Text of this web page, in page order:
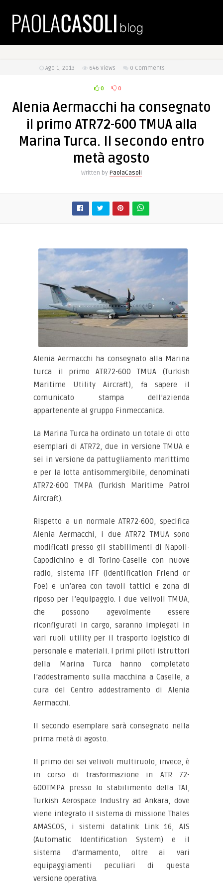
Ago 1, 2013 646 Views 0 Comments
0 0
Alenia Aermacchi ha consegnato
il primo ATR72-600 TMUA alla
Marina Turca. Il secondo entro
metà agosto
Written by PaolaCasoli
Alenia Aermacchi ha consegnato alla Marina
turca il primo ATR72-600 TMUA (Turkish
Maritime Utility Aircraft), fa sapere il
comunicato stampa dell’azienda
appartenente al gruppo Finmeccanica.
La Marina Turca ha ordinato un totale di otto
esemplari di ATR72, due in versione TMUA e
sei in versione da pattugliamento marittimo
e per la lotta antisommergibile, denominati
ATR72-600 TMPA (Turkish Maritime Patrol
Aircraft).
Rispetto a un normale ATR72-600, specifica
Alenia Aermacchi, i due ATR72 TMUA sono
modificati presso gli stabilimenti di Napoli-
Capodichino e di Torino-Caselle con nuove
radio, sistema IFF (Identification Friend or
Foe) e un’area con tavoli tattici e zona di
riposo per l’equipaggio. I due velivoli TMUA,
che possono agevolmente essere
riconfigurati in cargo, saranno impiegati in
vari ruoli utility per il trasporto logistico di
personale e materiali. I primi piloti istruttori
della Marina Turca hanno completato
l’addestramento sulla macchina a Caselle, a
cura del Centro addestramento di Alenia
Aermacchi.
Il secondo esemplare sarà consegnato nella
prima metà di agosto.
Il primo dei sei velivoli multiruolo, invece, è
in corso di trasformazione in ATR 72-
600TMPA presso lo stabilimento della TAI,
Turkish Aerospace Industry ad Ankara, dove
viene integrato il sistema di missione Thales
AMASCOS, i sistemi datalink Link 16, AIS
(Automatic Identification System) e il
sistema d’armamento, oltre ai vari
equipaggiamenti peculiari di questa
versione operativa.